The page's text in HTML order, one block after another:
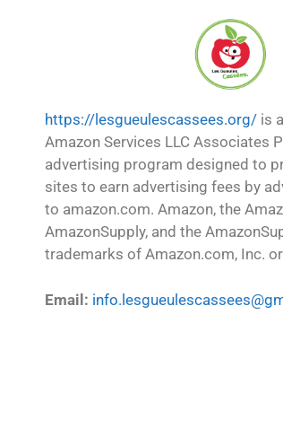
https://lesgueulescassees.org/ is
Amazon Services LLC Associates
advertising program designed to
sites to earn advertising fees by
to amazon.com. Amazon, the
AmazonSupply, and the
trademarks of Amazon.com, Inc.
Email: